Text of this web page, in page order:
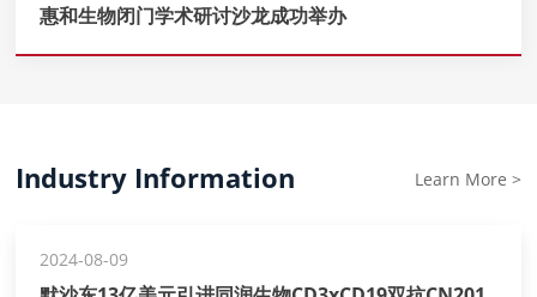
惠和生物闭门学术研讨沙龙成功举办
Learn More >
Industry Information
2024-08-09